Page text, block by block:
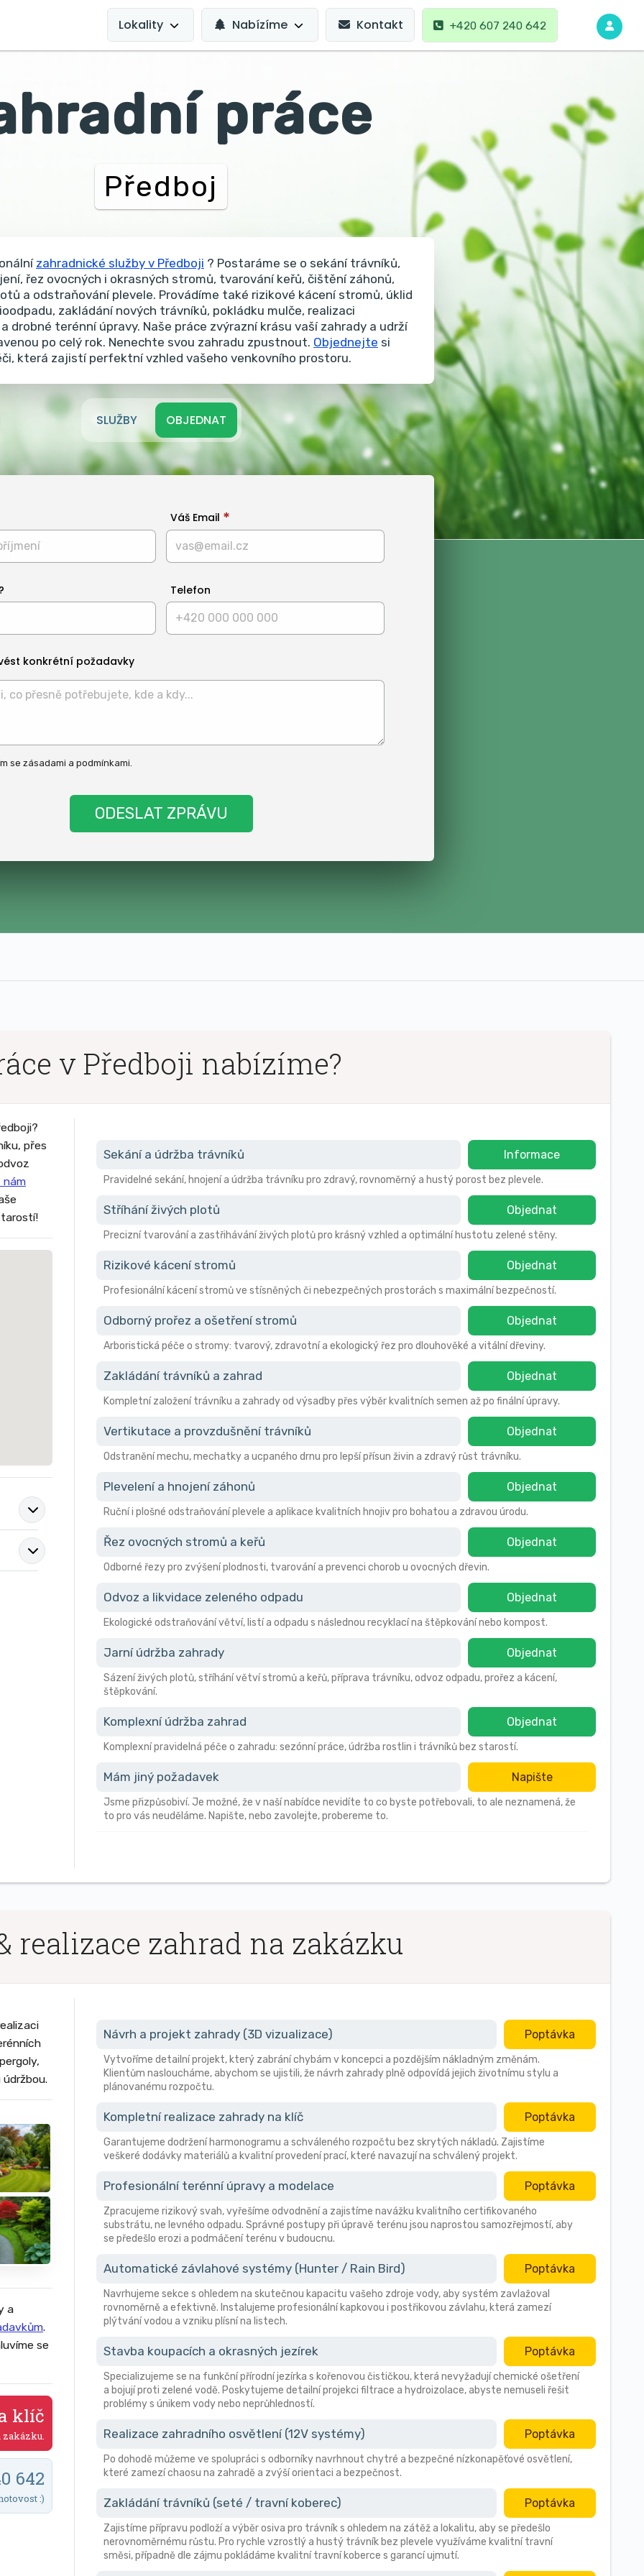
MAIN
NAVIGATION
+420 607 240 642
Lokality Nabízíme Kontakt
práce
Předboj
zahradnické služby v Předboji ? Postaráme se o sekání trávníků,
řez ovocných i okrasných stromů, tvarování keřů, čištění záhonů,
a odstraňování plevele. Provádíme také rizikové kácení stromů, úklid
zakládání nových trávníků, pokládku mulče, realizaci
drobné terénní úpravy. Naše práce zvýrazní krásu vaší zahrady a udrží
po celý rok. Nenechte svou zahradu zpustnout. Objednejte si
která zajistí perfektní vzhled vašeho venkovního prostoru.
SLUŽBY OBJEDNAT
Váš Email
Telefon
konkrétní požadavky
se zásadami a podmínkami.
v Předboji nabízíme?
přes
nám
Sekání a údržba trávníků Informace
Pravidelné sekání, hnojení a údržba trávníku pro zdravý, rovnoměrný a hustý porost bez plevele.
Stříhání živých plotů Objednat
Precizní tvarování a zastřihávání živých plotů pro krásný vzhled a optimální hustotu zelené stěny.
Rizikové kácení stromů Objednat
Profesionální kácení stromů ve stísněných či nebezpečných prostorách s maximální bezpečností.
Odborný prořez a ošetření stromů Objednat
Arboristická péče o stromy: tvarový, zdravotní a ekologický řez pro dlouhověké a vitální dřeviny.
Zakládání trávníků a zahrad Objednat
Kompletní založení trávníku a zahrady od výsadby přes výběr kvalitních semen až po finální úpravy.
Vertikutace a provzdušnění trávníků Objednat
Odstranění mechu, mechatky a ucpaného drnu pro lepší přísun živin a zdravý růst trávníku.
Plevelení a hnojení záhonů Objednat
Ruční i plošné odstraňování plevele a aplikace kvalitních hnojiv pro bohatou a zdravou úrodu.
Řez ovocných stromů a keřů Objednat
Odborné řezy pro zvýšení plodnosti, tvarování a prevenci chorob u ovocných dřevin.
Odvoz a likvidace zeleného odpadu Objednat
Ekologické odstraňování větví, listí a odpadu s následnou recyklací na štěpkování nebo kompost.
Jarní údržba zahrady Objednat
Sázení živých plotů, stříhání větví stromů a keřů, příprava trávníku, odvoz odpadu, prořez a kácení,
štěpkování.
Komplexní údržba zahrad Objednat
Komplexní pravidelná péče o zahradu: sezónní práce, údržba rostlin i trávníků bez starostí.
Mám jiný požadavek Napište
Jsme přizpůsobiví. Je možné, že v naší nabídce nevidíte to co byste potřebovali, to ale neznamená, že
to pro vás neuděláme. Napište, nebo zavolejte, probereme to.
realizace zahrad na zakázku
a
.
se
klíč
zakázku.
642
:)
Návrh a projekt zahrady (3D vizualizace) Poptávka
Vytvoříme detailní projekt, který zabrání chybám v koncepci a pozdějším nákladným změnám.
Klientům nasloucháme, abychom se ujistili, že návrh zahrady plně odpovídá jejich životnímu stylu a
plánovanému rozpočtu.
Kompletní realizace zahrady na klíč Poptávka
Garantujeme dodržení harmonogramu a schváleného rozpočtu bez skrytých nákladů. Zajistíme
veškeré dodávky materiálů a kvalitní provedení prací, které navazují na schválený projekt.
Profesionální terénní úpravy a modelace Poptávka
Zpracujeme rizikový svah, vyřešíme odvodnění a zajistíme navážku kvalitního certifikovaného
substrátu, ne levného odpadu. Správné postupy při úpravě terénu jsou naprostou samozřejmostí, aby
se předešlo erozi a podmáčení terénu v budoucnu.
Automatické závlahové systémy (Hunter / Rain Bird) Poptávka
Navrhujeme sekce s ohledem na skutečnou kapacitu vašeho zdroje vody, aby systém zavlažoval
rovnoměrně a efektivně. Instalujeme profesionální kapkovou i postřikovou závlahu, která zamezí
plýtvání vodou a vzniku plísní na listech.
Stavba koupacích a okrasných jezírek Poptávka
Specializujeme se na funkční přírodní jezírka s kořenovou čističkou, která nevyžadují chemické ošetření
a bojují proti zelené vodě. Poskytujeme detailní projekci filtrace a hydroizolace, abyste nemuseli řešit
problémy s únikem vody nebo neprůhledností.
Realizace zahradního osvětlení (12V systémy) Poptávka
Po dohodě můžeme ve spolupráci s odborníky navrhnout chytré a bezpečné nízkonapěťové osvětlení,
které zamezí chaosu na zahradě a zvýší orientaci a bezpečnost.
Zakládání trávníků (seté / travní koberec) Poptávka
Zajistíme přípravu podloží a výběr osiva pro trávník s ohledem na zátěž a lokalitu, aby se předešlo
nerovnoměrnému růstu. Pro rychle vzrostlý a hustý trávník bez plevele využíváme kvalitní travní
směsi, případně dle zájmu pokládáme kvalitní travní koberce s garancí ujmutí.